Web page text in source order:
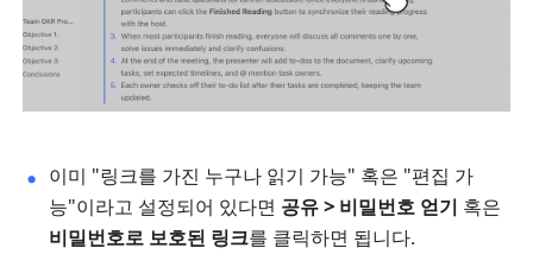
이미 "링크를 가진 누구나 읽기 가능" 혹은 "편집 가
능"이라고 설정되어 있다면 공유 > 비밀번호 얻기
비밀번호로 보호된 링크를 클릭하면 됩니다.